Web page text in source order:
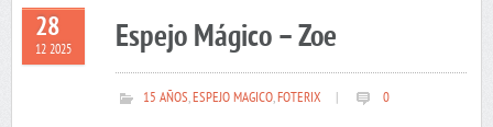
28
12 2025 Espejo Mágico – Zoe
15 AÑOS,ESPEJO MAGICO,FOTERIX 0